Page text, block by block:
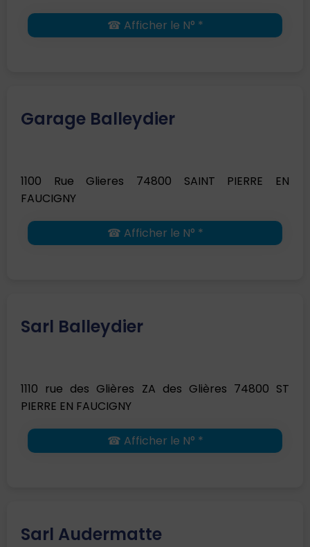
☎ Afficher le N° *
Garage Balleydier
1100 Rue Glieres 74800 SAINT PIERRE EN
FAUCIGNY
☎ Afficher le N° *
Sarl Balleydier
1110 rue des Glières ZA des Glières 74800 ST
PIERRE EN FAUCIGNY
☎ Afficher le N° *
Sarl Audermatte